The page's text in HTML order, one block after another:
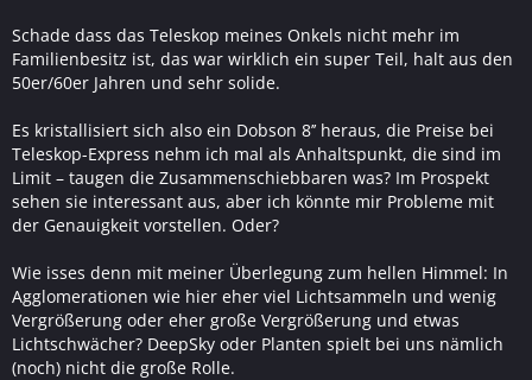
Schade dass das Teleskop meines Onkels nicht mehr im
Familienbesitz ist, das war wirklich ein super Teil, halt aus den
50er/60er Jahren und sehr solide.
Es kristallisiert sich also ein Dobson 8’’ heraus, die Preise bei
Teleskop-Express nehm ich mal als Anhaltspunkt, die sind im
Limit – taugen die Zusammenschiebbaren was? Im Prospekt
sehen sie interessant aus, aber ich könnte mir Probleme mit
der Genauigkeit vorstellen. Oder?
Wie isses denn mit meiner Überlegung zum hellen Himmel: In
Agglomerationen wie hier eher viel Lichtsammeln und wenig
Vergrößerung oder eher große Vergrößerung und etwas
Lichtschwächer? DeepSky oder Planten spielt bei uns nämlich
(noch) nicht die große Rolle.